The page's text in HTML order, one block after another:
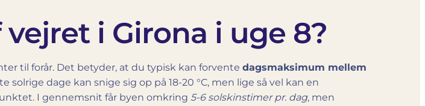
i Girona i uge 8?
til forår. Det betyder, at du typisk kan forvente dagsmaksimum mellem
solrige dage kan snige sig op på 18-20 °C, men lige så vel kan en
I gennemsnit får byen omkring 5-6 solskinstimer pr. dag, men